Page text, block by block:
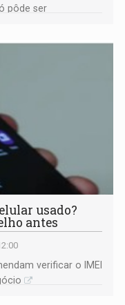
pôde ser
usado?
antes
verificar o IMEI